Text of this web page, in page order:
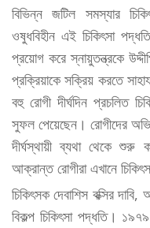
বিভিন্ন জটিল সমস্যার
ওষুধবিহীন এই চিকিৎসা
প্রয়োগ করে স্নায়ুতন্ত্রকে
প্রক্রিয়াকে সক্রিয় করতে
বহু রোগী দীর্ঘদিন প্রচলিত
সুফল পেয়েছেন। রোগীদের
দীর্ঘস্থায়ী ব্যথা থেকে
আক্রান্ত রোগীরা এখানে
চিকিৎসক দেবাশিস বক্সির
বিকল্প চিকিৎসা পদ্ধতি।